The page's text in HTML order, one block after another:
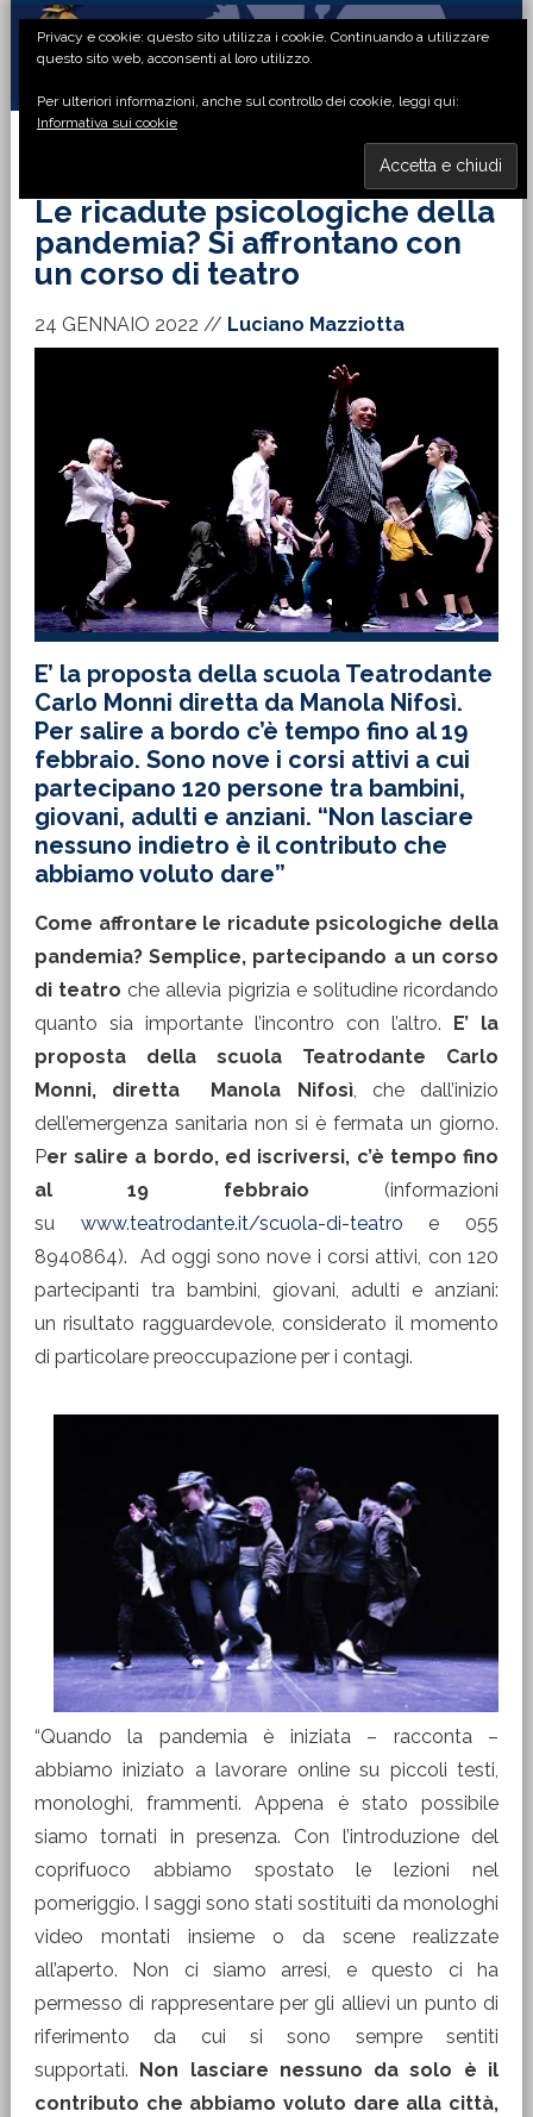
Passa
primaria
Passa
principale
Passa
laterale
Passa
di
Le ricadute psicologiche della
pandemia? Si affrontano con
un corso di teatro
24 GENNAIO 2022 // Luciano Mazziotta
E’ la proposta della scuola Teatrodante
Carlo Monni diretta da Manola Nifosì.
Per salire a bordo c’è tempo fino al 19
febbraio. Sono nove i corsi attivi a cui
partecipano 120 persone tra bambini,
giovani, adulti e anziani. “Non lasciare
nessuno indietro è il contributo che
abbiamo voluto dare”
Come affrontare le ricadute psicologiche della
pandemia? Semplice, partecipando a un corso
di teatro che allevia pigrizia e solitudine ricordando
quanto sia importante l’incontro con l’altro.
E’ la
proposta della scuola Teatrodante Carlo
Monni, diretta Manola Nifosì, che dall’inizio
dell’emergenza sanitaria non si è fermata un giorno.
Per salire a bordo, ed iscriversi, c’è tempo fino
al 19 febbraio (informazioni
su www.teatrodante.it/scuola-di-teatro e 055
8940864). Ad oggi sono nove i corsi attivi, con 120
partecipanti tra bambini, giovani, adulti e anziani:
un risultato ragguardevole, considerato il momento
di particolare preoccupazione per i contagi.
“Quando la pandemia è iniziata – racconta –
abbiamo iniziato a lavorare online su piccoli testi,
monologhi, frammenti. Appena è stato possibile
siamo tornati in presenza. Con l’introduzione del
coprifuoco abbiamo spostato le lezioni nel
pomeriggio. I saggi sono stati sostituiti da monologhi
video montati insieme o da scene realizzate
all’aperto. Non ci siamo arresi, e questo ci ha
permesso di rappresentare per gli allievi un punto di
riferimento da cui si sono sempre sentiti
supportati.
Non lasciare nessuno da solo è il
contributo che abbiamo voluto dare alla città,
Privacy e cookie: questo sito utilizza i cookie. Continuando a utilizzare
questo sito web, acconsenti al loro utilizzo.
Per ulteriori informazioni, anche sul controllo dei cookie, leggi qui:
Informativa sui cookie